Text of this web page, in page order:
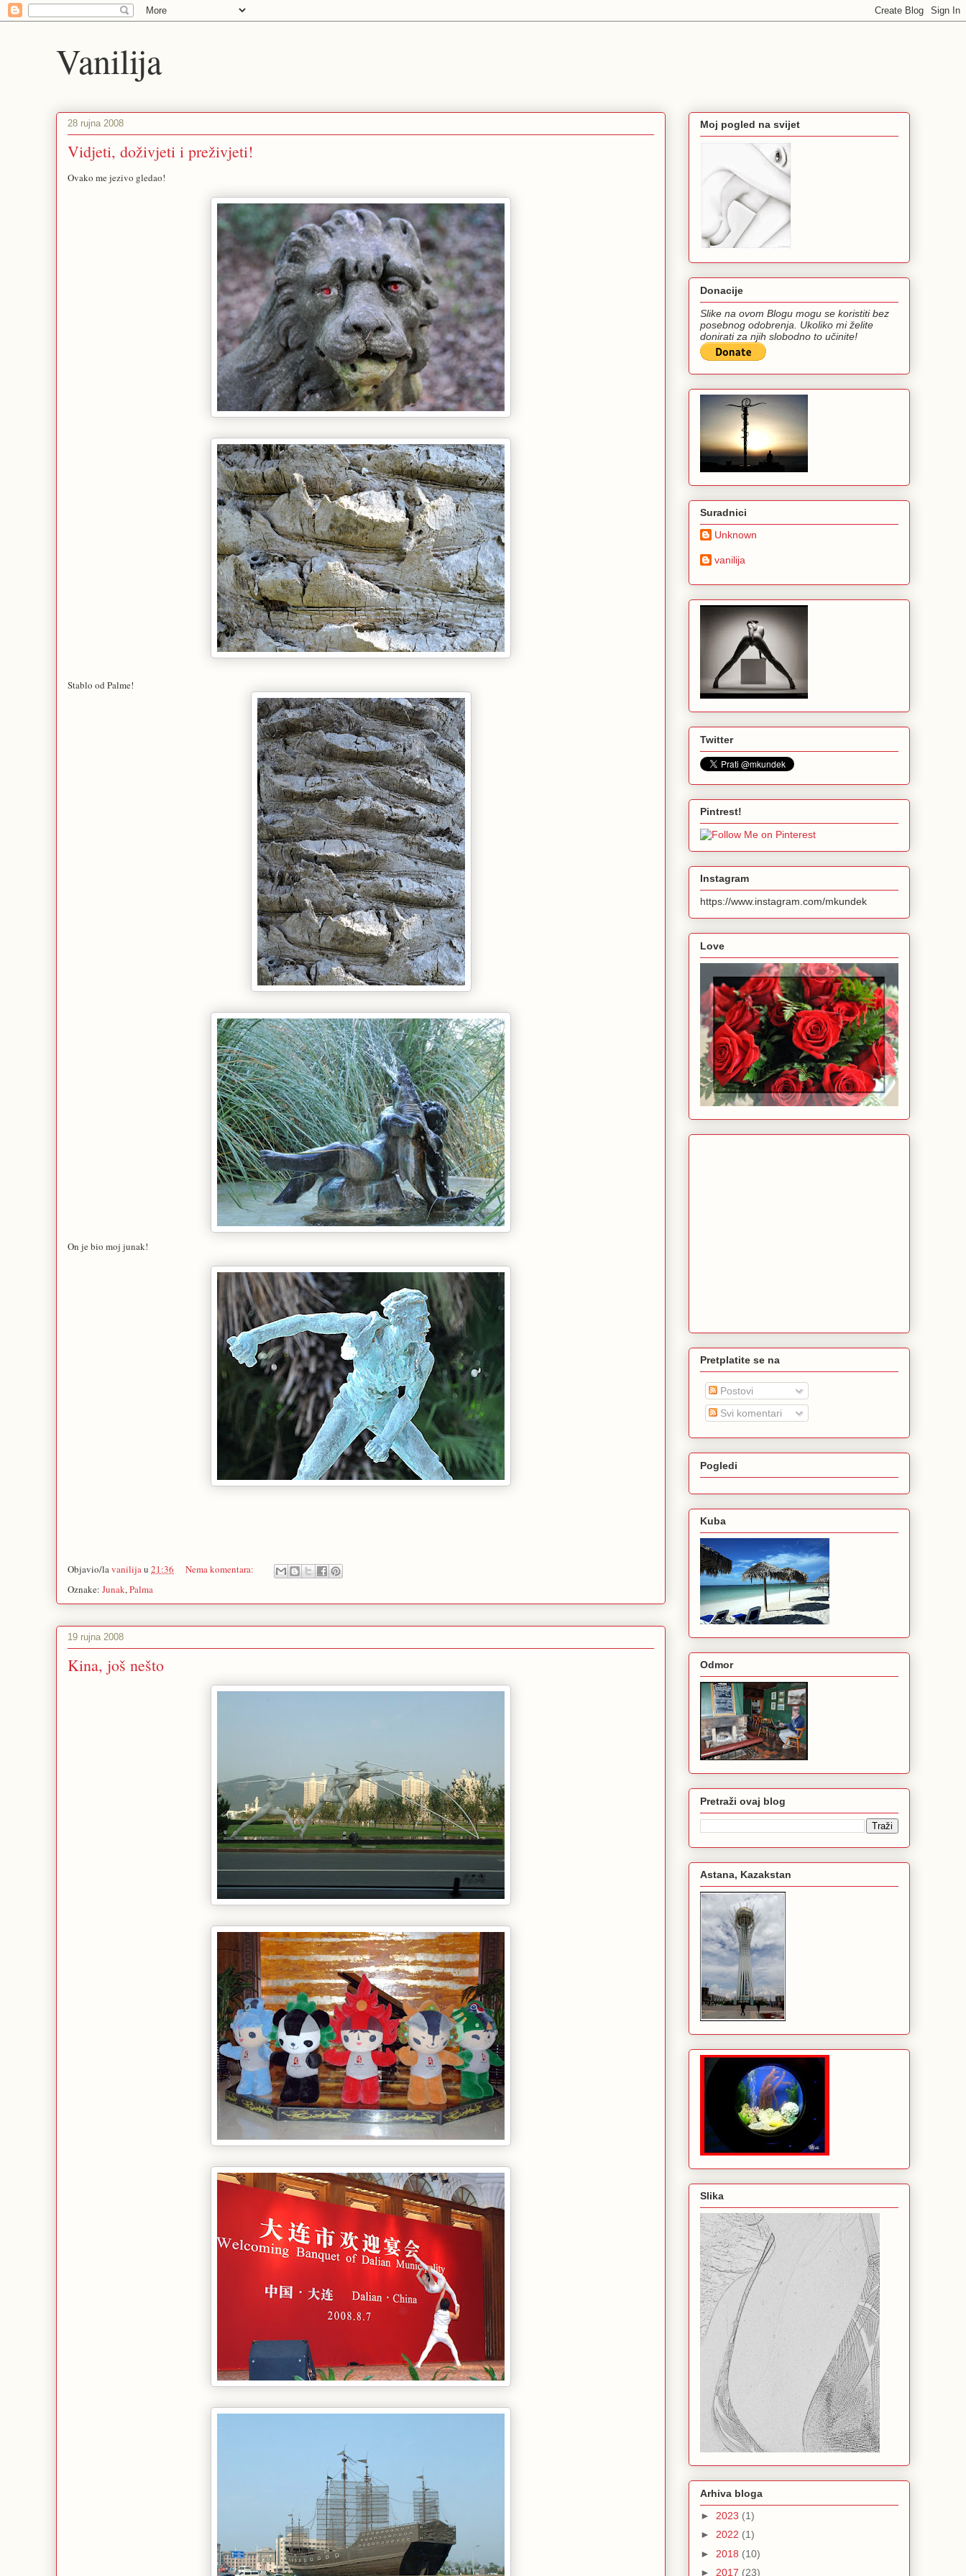
Vanilija
28 rujna 2008
Vidjeti, doživjeti i preživjeti!
Ovako me jezivo gledao!
Stablo od Palme!
On je bio moj junak!
Objavio/lavanilijau 21:36
Nema komentara:
Oznake: Junak,Palma
19 rujna 2008
Kina, još nešto
Moj pogled na svijet
Donacije
Slike na ovom Blogu mogu se koristiti bez
posebnog odobrenja. Ukoliko mi želite
donirati za njih slobodno to učinite!
Suradnici
Unknown
vanilija
Twitter
Pintrest!
Instagram
https://www.instagram.com/mkundek
Love
Pretplatite se na
Postovi
Svi komentari
Pogledi
Kuba
Odmor
Pretraži ovaj blog
Astana, Kazakstan
Slika
Arhiva bloga
► 2023 (1)
► 2022 (1)
► 2018 (10)
► 2017 (23)